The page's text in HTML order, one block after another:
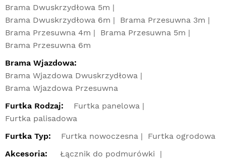
Brama Dwuskrzydłowa 5m
Brama Dwuskrzydłowa 6m
Brama Przesuwna 3m
Brama Przesuwna 4m
Brama Przesuwna 5m
Brama Przesuwna 6m
Brama Wjazdowa:
Brama Wjazdowa Dwuskrzydłowa
Brama Wjazdowa Przesuwna
Furtka Rodzaj:
Furtka panelowa
Furtka palisadowa
Furtka Typ:
Furtka nowoczesna
Furtka ogrodowa
Akcesoria:
Łącznik do podmurówki